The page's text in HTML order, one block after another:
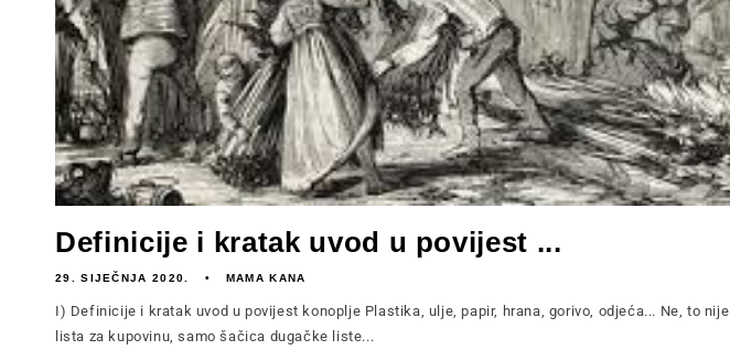
Definicije i kratak uvod u povijest ...
29. SIJEČNJA 2020. MAMA KANA
I) Definicije i kratak uvod u povijest konoplje Plastika, ulje, papir, hrana, gorivo, odjeća... Ne, to nije
lista za kupovinu, samo šačica dugačke liste...